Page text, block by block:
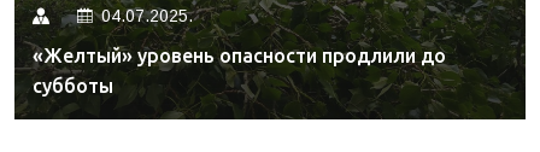
04.07.2025.
«Желтый» уровень опасности продлили до
субботы